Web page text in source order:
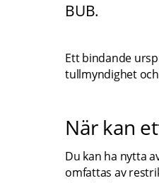
BUB.
Ett bindande
tullmyndighet
När kan
Du kan ha nytta
omfattas av